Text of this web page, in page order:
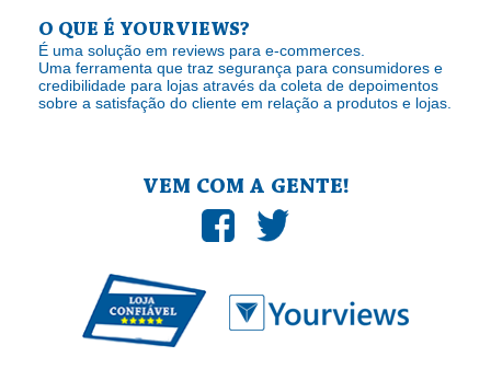
O QUE É YOURVIEWS?
É uma solução em reviews para e-commerces.
Uma ferramenta que traz segurança para consumidores e
credibilidade para lojas através da coleta de depoimentos
sobre a satisfação do cliente em relação a produtos e lojas.
VEM COM A GENTE!